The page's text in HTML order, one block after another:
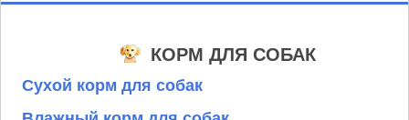
КОРМ ДЛЯ СОБАК
Сухой корм для собак